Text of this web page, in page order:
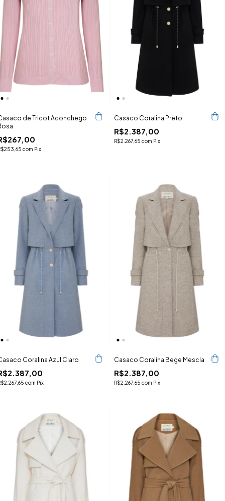
de Tricot Aconchego
com Pix
Casaco Coralina Preto
R$2.387,00
R$2.267,65 com Pix
Coralina Azul Claro
com Pix
Casaco Coralina Bege Mescla
R$2.387,00
R$2.267,65 com Pix